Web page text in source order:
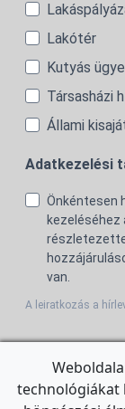
Lakótér
Kutyás
Társasházi
Állami
Adatkezelési
Önkéntesen
kezeléséhez
van.
A leiratkozás a
technológiákat